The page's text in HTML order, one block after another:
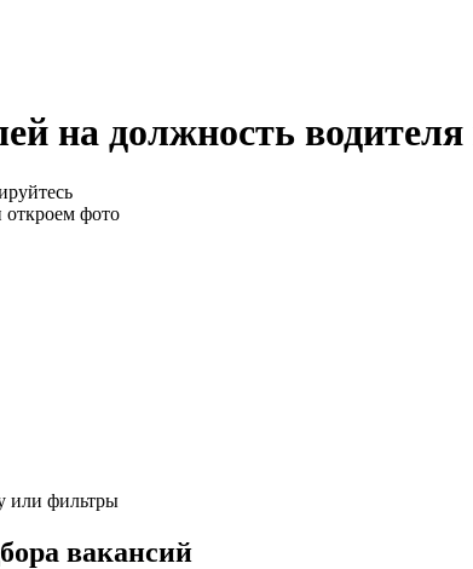
на должность
фото
или фильтры
вакансий